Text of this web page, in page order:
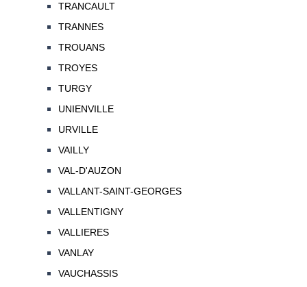
TRANCAULT
TRANNES
TROUANS
TROYES
TURGY
UNIENVILLE
URVILLE
VAILLY
VAL-D'AUZON
VALLANT-SAINT-GEORGES
VALLENTIGNY
VALLIERES
VANLAY
VAUCHASSIS